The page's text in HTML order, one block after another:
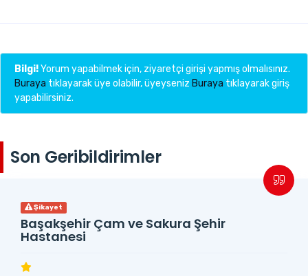
Bilgi!Yorum yapabilmek için, ziyaretçi girişi yapmış olmalısınız.
Buraya tıklayarak üye olabilir, üyeyseniz Buraya tıklayarak giriş
yapabilirsiniz.
Son Geribildirimler
Şikayet
Başakşehir Çam ve Sakura Şehir
Hastanesi